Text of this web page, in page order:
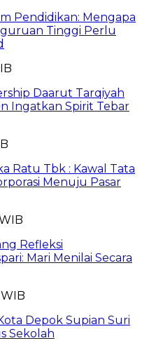
Pendidikan: Mengapa
Tinggi Perlu
Daarut Tarqiyah
Ingatkan Spirit Tebar
Ratu Tbk : Kawal Tata
Menuju Pasar
Refleksi
Mari Menilai Secara
Depok Supian Suri
Sekolah